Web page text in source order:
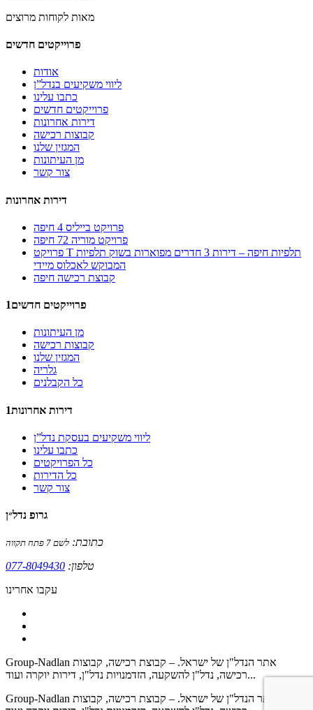
מאות לקוחות מרוצים
פרוייקטים חדשים
אודות
ליווי משקיעים בנדל”ן
כתבו עלינו
פרוייקטים חדשים
דירות אחרונות
קבוצות רכישה
המגזין שלנו
מן העיתונות
צור קשר
דירות אחרונות
פרויקט בייליס 4 חיפה
פרויקט מוריה 72 חיפה
פרויקט T תלפיות חיפה – דירות 3 חדרים מפוארות בשוק תלפיות
המבוקש לאכלוס מיידי
קבוצת רכישה חיפה
1פרוייקטים חדשים
מן העיתונות
קבוצות רכישה
המגזין שלנו
גלריה
כל הקבלנים
דירות אחרונות1
ליווי משקיעים בעסקת נדל”ן
כתבו עלינו
כל הפרויקטים
כל הדירות
צור קשר
גרופ נדל״ן
כתובת: לשם 7 פתח תקווה
טלפון: 077-8049430
עקבו אחרינו
Group-Nadlan אתר הנדל"ן של ישראל. – קבוצת רכישה, קבוצות
רכישה, נדל"ן להשקעה, הזדמנויות נדל"ן, דירות יוקרה ועוד...
Group-Nadlan אתר הנדל"ן של ישראל. – קבוצת רכישה, קבוצות